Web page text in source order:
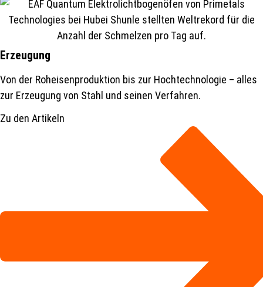
Erzeugung
Von der Roheisenproduktion bis zur Hochtechnologie – alles
zur Erzeugung von Stahl und seinen Verfahren.
Zu den Artikeln